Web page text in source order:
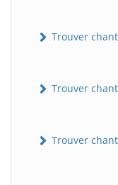
Trouver
Trouver
Trouver